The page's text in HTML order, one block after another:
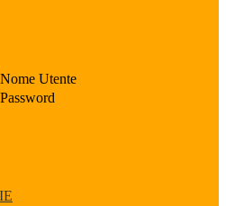
Nome Utente
Password